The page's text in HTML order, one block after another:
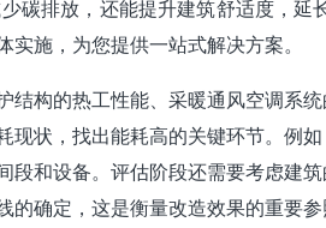
碳排放，还能提升建筑舒适度，
施，为您提供一站式解决方案。
构的热工性能、采暖通风空调系
状，找出能耗高的关键环节。例
和设备。评估阶段还需要考虑建
确定，这是衡量改造效果的重要参